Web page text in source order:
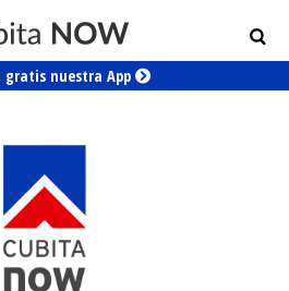
gratis nuestra App